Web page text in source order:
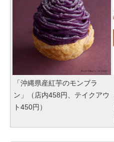
「沖縄県産紅芋のモンブラ
ン」（店内458円、テイクアウ
ト450円）